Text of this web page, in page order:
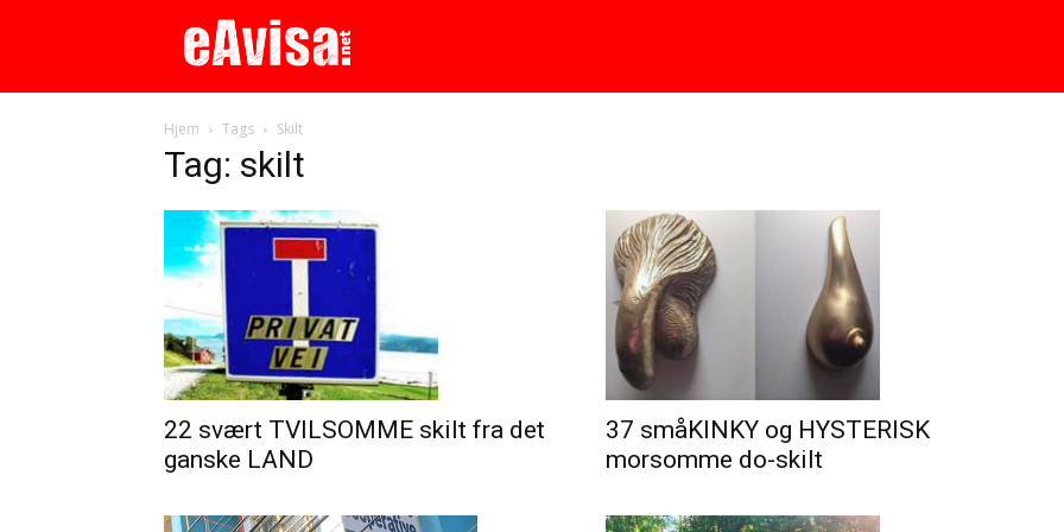
Hjem Tags Skilt
Tag: skilt
22 svært TVILSOMME skilt fra det
ganske LAND
37 småKINKY og HYSTERISK
morsomme do-skilt